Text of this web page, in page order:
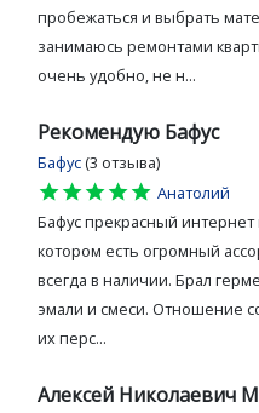
пробежаться и выбрать
занимаюсь ремонтами
очень удобно, не н...
Рекомендую Бафус
Бафус (3 отзыва)
star
star
star
star
star
Анатолий
Бафус прекрасный интернет
котором есть огромный
всегда в наличии. Брал
эмали и смеси. Отношение
их перс...
Алексей Николаевич